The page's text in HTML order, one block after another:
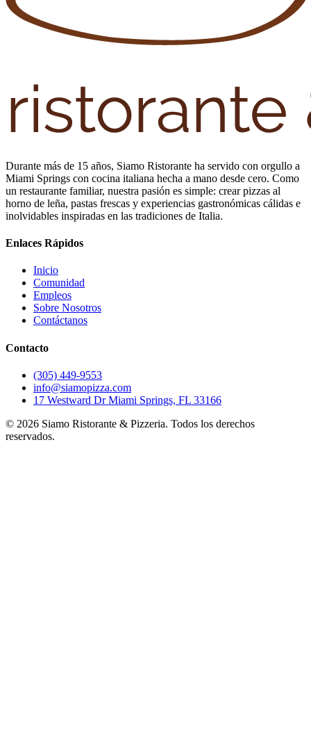
Durante más de 15 años, Siamo Ristorante ha servido con orgullo a
Miami Springs con cocina italiana hecha a mano desde cero. Como
un restaurante familiar, nuestra pasión es simple: crear pizzas al
horno de leña, pastas frescas y experiencias gastronómicas cálidas e
inolvidables inspiradas en las tradiciones de Italia.
Enlaces Rápidos
Inicio
Comunidad
Empleos
Sobre Nosotros
Contáctanos
Contacto
(305) 449-9553
info@siamopizza.com
17 Westward Dr Miami Springs, FL 33166
© 2026 Siamo Ristorante & Pizzeria. Todos los derechos
reservados.